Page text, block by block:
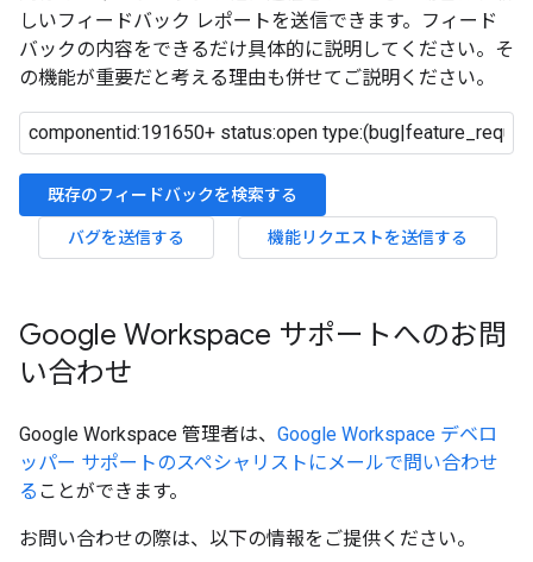
しいフィードバック レポートを送信できます。フィード
バックの内容をできるだけ具体的に説明してください。そ
の機能が重要だと考える理由も併せてご説明ください。
既存のフィードバックを検索する
バグを送信する
機能リクエストを送信する
Google Workspace サポートへのお問
い合わせ
Google Workspace 管理者は、 Google Workspace デベロ
ッパー サポートのスペシャリストにメールで問い合わせ
る ことができます。
お問い合わせの際は、以下の情報をご提供ください。